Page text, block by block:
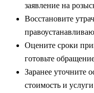
заявление на
Восстановите
Оцените сроки
готовьте
Заранее уточните
стоимость и